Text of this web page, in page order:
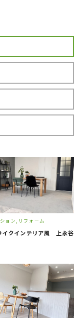
ョン リフォーム
イクインテリア風 上永谷